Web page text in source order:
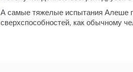
А самые тяжелые испытания Алеше
сверхспособностей, как обычному